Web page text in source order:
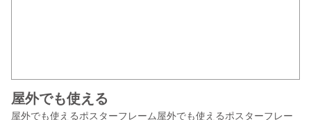
屋外でも使える
屋外でも使えるポスターフレーム屋外でも使えるポスターフレー